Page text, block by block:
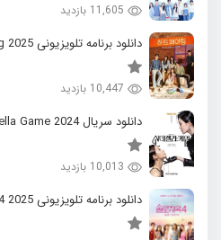
11,605 بازدید
دانلود برنامه تلویزیونی 2025 Heart Pairing
10,447 بازدید
دانلود سریال 2024 Cinderella Game
10,013 بازدید
دانلود برنامه تلویزیونی 2025 Single s Inferno Season 4